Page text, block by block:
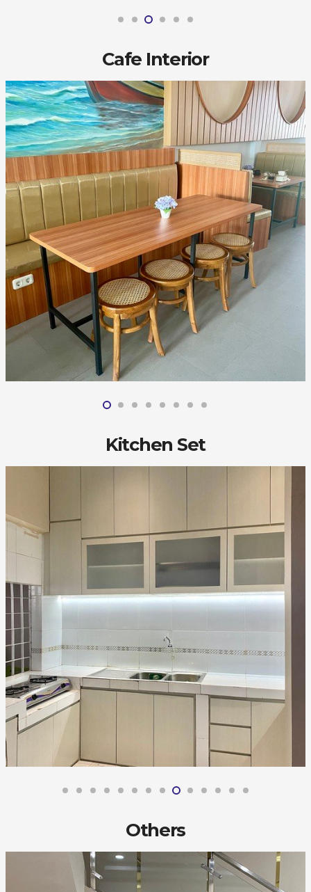
Cafe Interior
Kitchen Set
Others